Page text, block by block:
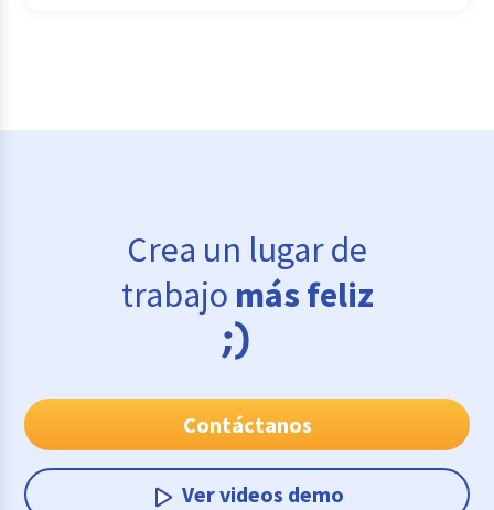
Crea un lugar de
trabajo más feliz
Contáctanos
Ver videos demo